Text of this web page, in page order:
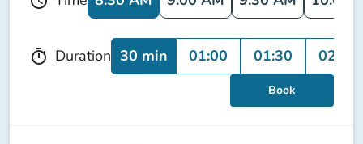
timer Duration 30 min 01:00 01:30 02:00
Book